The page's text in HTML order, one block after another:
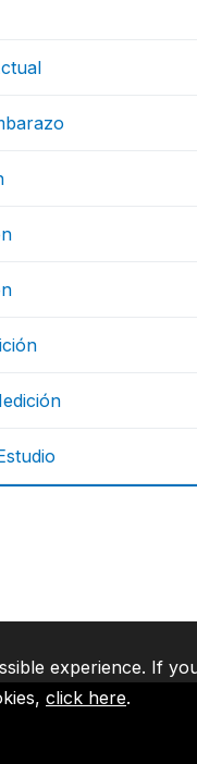
experience. If
click here.